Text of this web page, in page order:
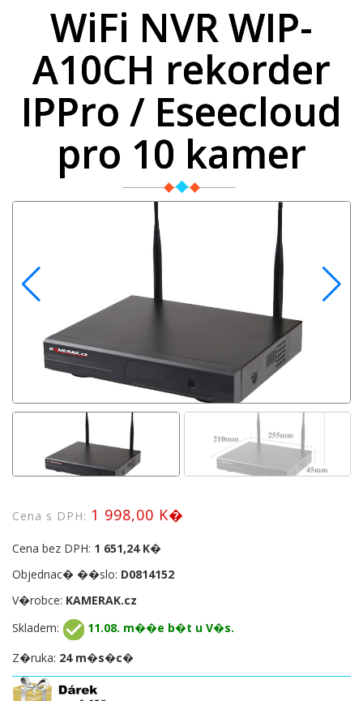
WiFi NVR WIP-
A10CH rekorder
IPPro / Eseecloud
pro 10 kamer
Cena s DPH: 1 998,00 K�
Cena bez DPH: 1 651,24 K�
Objednac� ��slo: D0814152
V�robce: KAMERAK.cz
Skladem:
11.08. m��e b�t u V�s.
Z�ruka: 24 m�s�c�